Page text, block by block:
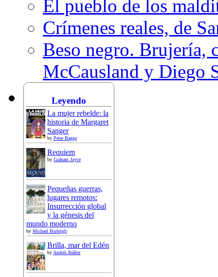
El pueblo de los
Crímenes reales, de
Beso negro. Brujería,
McCausland y Diego
Leyendo
La mujer rebelde: la
historia de Margaret
Sanger
by Peter Bagge
Requiem
by Graham Joyce
Pequeñas guerras,
lugares remotos:
Insurrección global
y la génesis del
mundo moderno
by Michael Burleigh
Brilla, mar del Edén
by Andrés Ibáñez